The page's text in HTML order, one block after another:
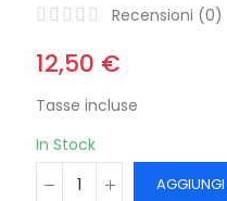
Recensioni (0)
12,50 €
Tasse incluse
In Stock
AGGIUNGI